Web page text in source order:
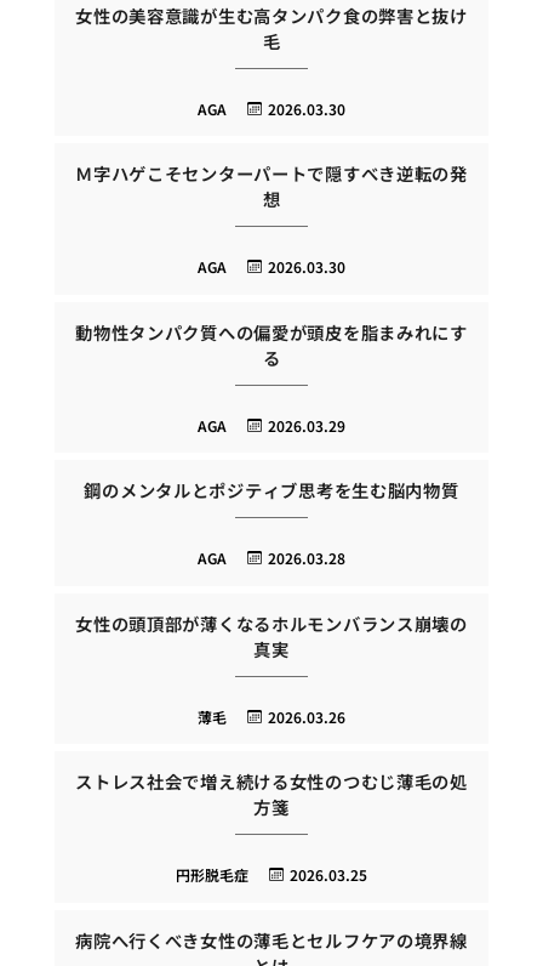
女性の美容意識が生む高タンパク食の弊害と抜け
毛
2026.03.30
AGA
Ｍ字ハゲこそセンターパートで隠すべき逆転の発
想
2026.03.30
AGA
動物性タンパク質への偏愛が頭皮を脂まみれにす
る
2026.03.29
AGA
鋼のメンタルとポジティブ思考を生む脳内物質
2026.03.28
AGA
女性の頭頂部が薄くなるホルモンバランス崩壊の
真実
2026.03.26
薄毛
ストレス社会で増え続ける女性のつむじ薄毛の処
方箋
2026.03.25
円形脱毛症
病院へ行くべき女性の薄毛とセルフケアの境界線